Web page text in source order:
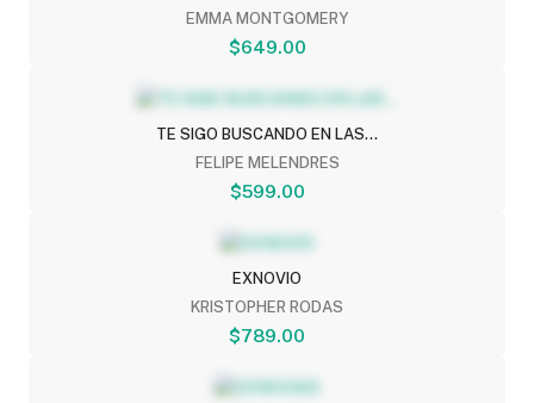
EMMA MONTGOMERY
$649.00
TE SIGO BUSCANDO EN LAS...
FELIPE MELENDRES
$599.00
EXNOVIO
KRISTOPHER RODAS
$789.00